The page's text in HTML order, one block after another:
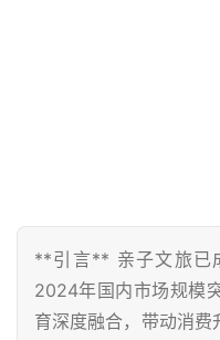
**引言** 亲子文旅已
2024年国内市场规模
育深度融合，带动消